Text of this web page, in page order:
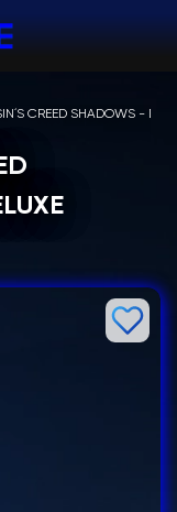
CREED SHADOWS -